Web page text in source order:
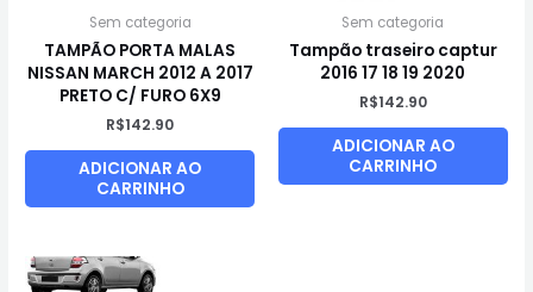
Sem categoria
TAMPÃO PORTA MALAS
NISSAN MARCH 2012 A 2017
PRETO C/ FURO 6X9
R$142.90
ADICIONAR AO
CARRINHO
Sem categoria
Tampão traseiro captur
2016 17 18 19 2020
R$142.90
ADICIONAR AO
CARRINHO